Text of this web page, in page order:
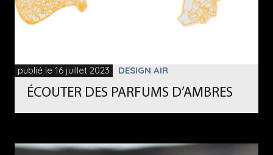
publié le 16 juillet 2023 DESIGN AIR
ÉCOUTER DES PARFUMS D’AMBRES